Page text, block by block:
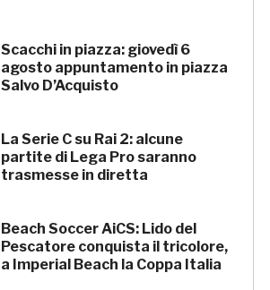
Scacchi in piazza: giovedì 6
agosto appuntamento in piazza
Salvo D’Acquisto
La Serie C su Rai 2: alcune
partite di Lega Pro saranno
trasmesse in diretta
Beach Soccer AiCS: Lido del
Pescatore conquista il tricolore,
a Imperial Beach la Coppa Italia